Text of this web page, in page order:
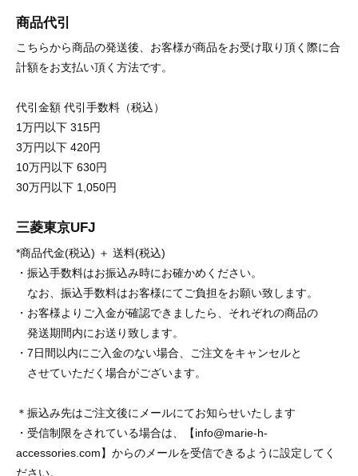
商品代引
こちらから商品の発送後、お客様が商品をお受け取り頂く際に合
計額をお支払い頂く方法です。
代引金額 代引手数料（税込）
1万円以下 315円
3万円以下 420円
10万円以下 630円
30万円以下 1,050円
三菱東京UFJ
*商品代金(税込) ＋ 送料(税込)
・振込手数料はお振込み時にお確かめください。
なお、振込手数料はお客様にてご負担をお願い致します。
・お客様よりご入金が確認できましたら、それぞれの商品の
発送期間内にお送り致します。
・7日間以内にご入金のない場合、ご注文をキャンセルと
させていただく場合がございます。
＊振込み先はご注文後にメールにてお知らせいたします
・受信制限をされている場合は、【info@marie-h-
accessories.com】からのメールを受信できるように設定してく
ださい。